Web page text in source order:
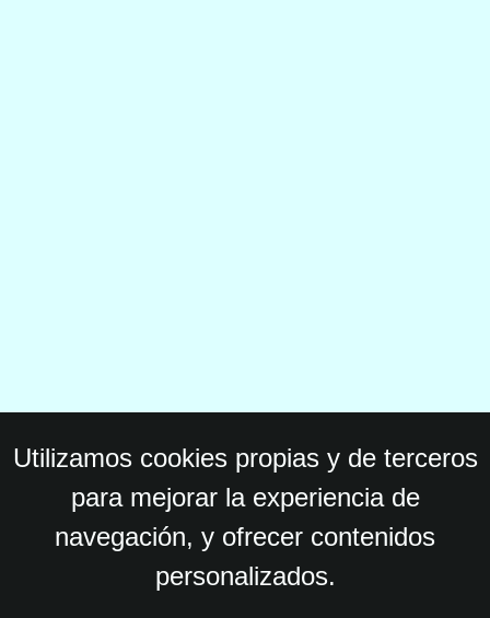
Utilizamos cookies propias y de terceros
para mejorar la experiencia de
navegación, y ofrecer contenidos
personalizados.